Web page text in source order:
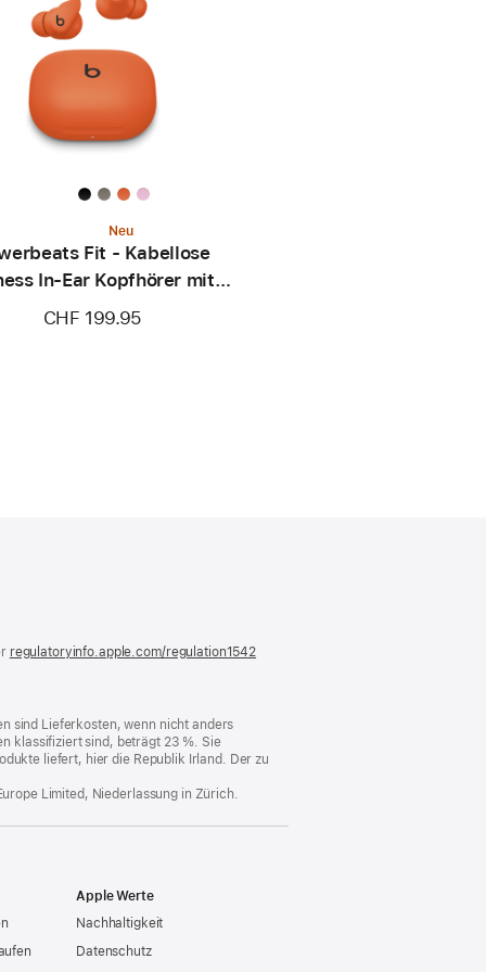
Neu
Fit - Kabellose
In-Ear Kopfhörer mit
Sitz - Knallorange
CHF 199.95
regulatoryinfo.apple.com/regulation1542
sind Lieferkosten, wenn nicht anders
klassifiziert sind, beträgt 23 %. Sie
liefert, hier die Republik Irland. Der zu
Limited, Niederlassung in Zürich.
Apple Werte
Nachhaltigkeit
Datenschutz